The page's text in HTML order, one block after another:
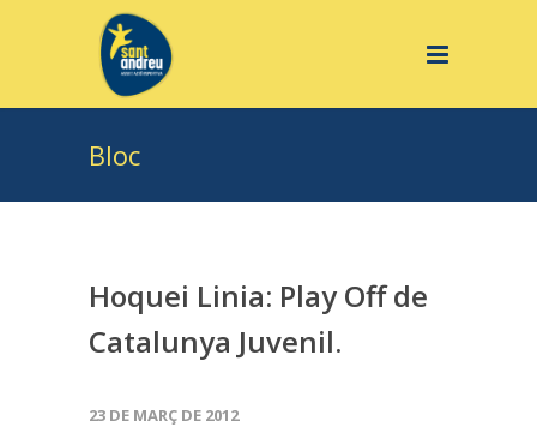
Bloc
Hoquei Linia: Play Off de
Catalunya Juvenil.
23 DE MARÇ DE 2012